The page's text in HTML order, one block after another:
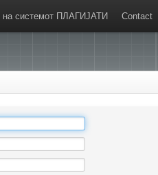
на системот ПЛАГИЈАТИ Contact